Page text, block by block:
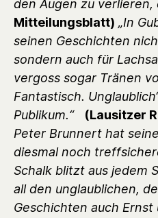
den Augen zu verlieren,
Mitteilungsblatt) „In
seinen Geschichten
sondern auch für
vergoss sogar Tränen
Fantastisch.
Publikum.“
(Lausitzer
Peter Brunnert hat
diesmal noch
Schalk blitzt aus jedem
all den unglaublichen,
Geschichten auch